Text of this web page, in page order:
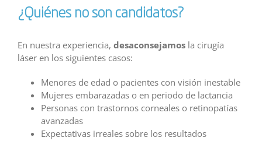
¿Quiénes no son candidatos?
En nuestra experiencia, desaconsejamos la cirugía
láser en los siguientes casos:
Menores de edad o pacientes con visión inestable
Mujeres embarazadas o en periodo de lactancia
Personas con trastornos corneales o retinopatías
avanzadas
Expectativas irreales sobre los resultados